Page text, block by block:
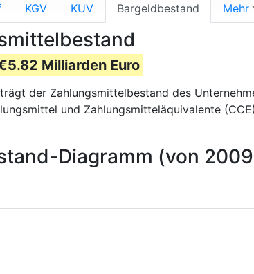
KGV KUV Bargeldbestand Mehr
Milliarden Euro
der Zahlungsmittelbestand des
und Zahlungsmitteläquivalente
Diagramm (von